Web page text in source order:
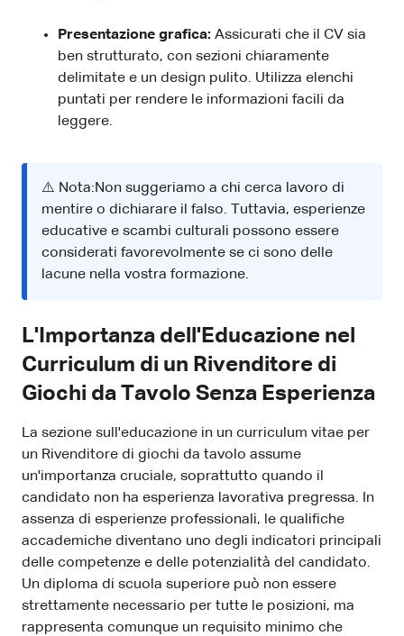
Presentazione grafica: Assicurati che il CV sia
ben strutturato, con sezioni chiaramente
delimitate e un design pulito. Utilizza elenchi
puntati per rendere le informazioni facili da
leggere.
⚠️ Nota:Non suggeriamo a chi cerca lavoro di
mentire o dichiarare il falso. Tuttavia, esperienze
educative e scambi culturali possono essere
considerati favorevolmente se ci sono delle
lacune nella vostra formazione.
L'Importanza dell'Educazione nel
Curriculum di un Rivenditore di
Giochi da Tavolo Senza Esperienza
La sezione sull'educazione in un curriculum vitae per
un Rivenditore di giochi da tavolo assume
un'importanza cruciale, soprattutto quando il
candidato non ha esperienza lavorativa pregressa. In
assenza di esperienze professionali, le qualifiche
accademiche diventano uno degli indicatori principali
delle competenze e delle potenzialità del candidato.
Un diploma di scuola superiore può non essere
strettamente necessario per tutte le posizioni, ma
rappresenta comunque un requisito minimo che